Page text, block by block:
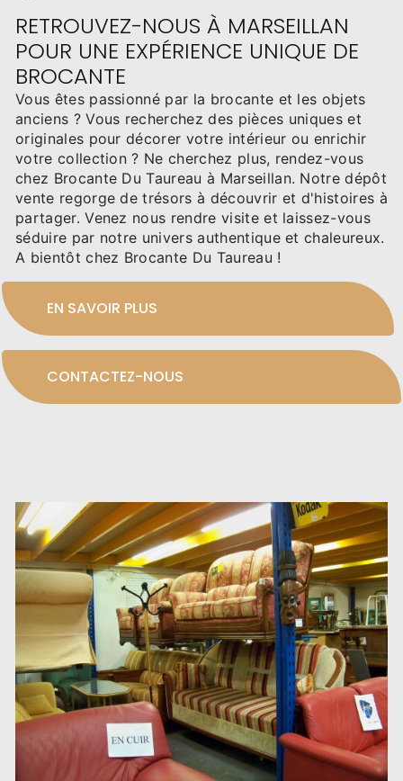
RETROUVEZ-NOUS À MARSEILLAN
POUR UNE EXPÉRIENCE UNIQUE DE
BROCANTE
Vous êtes passionné par la brocante et les objets
anciens ? Vous recherchez des pièces uniques et
originales pour décorer votre intérieur ou enrichir
votre collection ? Ne cherchez plus, rendez-vous
chez Brocante Du Taureau à Marseillan. Notre dépôt
vente regorge de trésors à découvrir et d'histoires à
partager. Venez nous rendre visite et laissez-vous
séduire par notre univers authentique et chaleureux.
A bientôt chez Brocante Du Taureau !
EN SAVOIR PLUS
CONTACTEZ-NOUS